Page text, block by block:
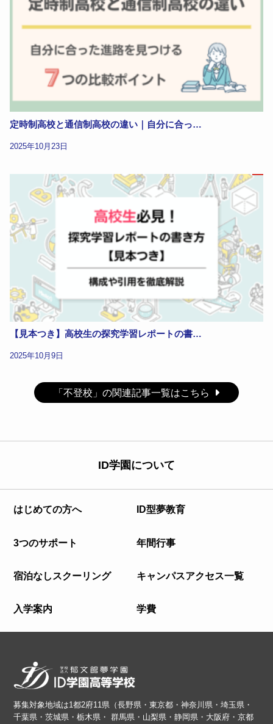
定時制高校と通信制高校の違い｜自分に合っ…
2025年10月23日
【見本つき】高校生の探究学習レポートの書…
2025年10月9日
「不登校」の関連記事一覧はこちら
ID学園について
はじめての方へ ID型夢教育
3つのサポート 年間行事
宿泊なしスクーリング キャンパスアクセス一覧
入学案内 学費
募集対象地域は1都2府11県（長野県・東京都・神奈川県・埼玉県・
千葉県・茨城県・栃木県・ 群馬県・山梨県・静岡県・大阪府・京都